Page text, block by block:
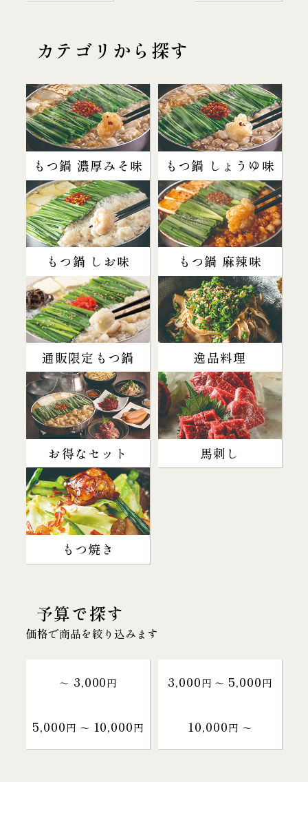
カテゴリから探す
もつ鍋 濃厚みそ味 もつ鍋 しょうゆ味
もつ鍋 しお味 もつ鍋 麻辣味
通販限定もつ鍋 逸品料理
お得なセット 馬刺し
もつ焼き
予算で探す
価格で商品を絞り込みます
～ 3,000円 3,000円 〜 5,000円
5,000円 〜 10,000円 10,000円 〜